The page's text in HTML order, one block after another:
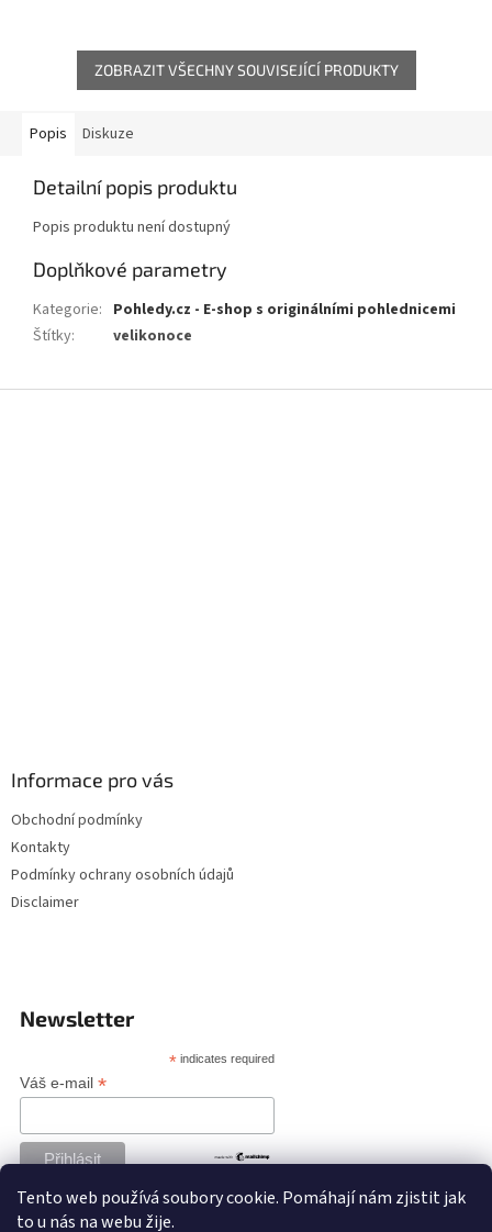
Tento web používá soubory cookie. Pomáhají nám zjistit jak
to u nás na webu žije.
ZOBRAZIT VŠECHNY SOUVISEJÍCÍ PRODUKTY
Popis Diskuze
Detailní popis produktu
Popis produktu není dostupný
Doplňkové parametry
Kategorie: Pohledy.cz - E-shop s originálními pohlednicemi
Štítky: velikonoce
Informace pro vás
Obchodní podmínky
Kontakty
Podmínky ochrany osobních údajů
Disclaimer
Newsletter
* indicates required
Váš e-mail *